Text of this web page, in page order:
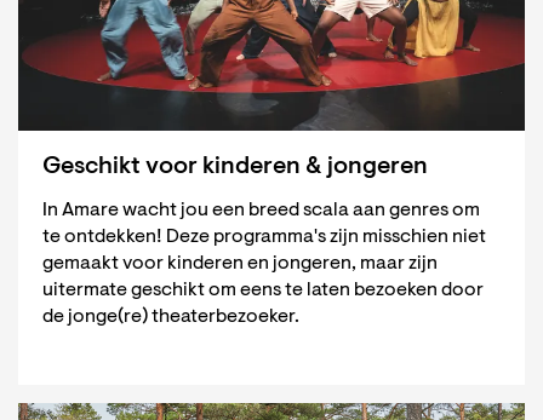
Geschikt voor kinderen & jongeren
In Amare wacht jou een breed scala aan genres om
te ontdekken! Deze programma's zijn misschien niet
gemaakt voor kinderen en jongeren, maar zijn
uitermate geschikt om eens te laten bezoeken door
de jonge(re) theaterbezoeker.